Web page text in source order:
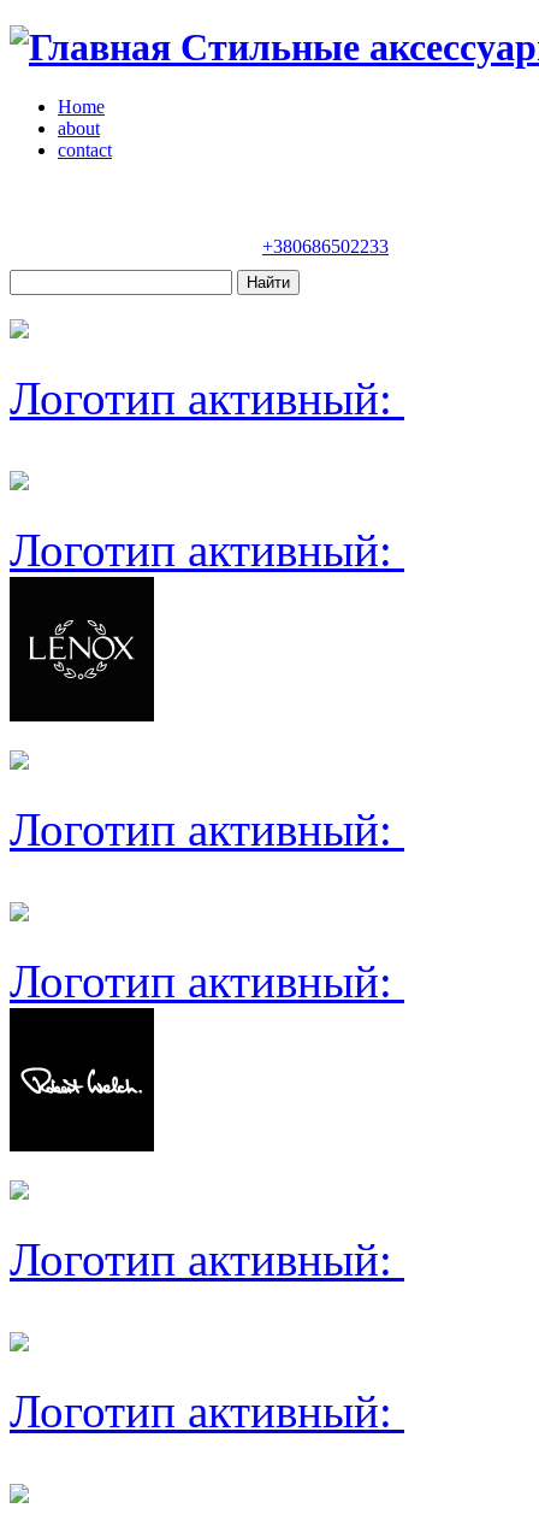
Стильные
Home
about
contact
+380686502233
Логотип активный:
Логотип активный:
Логотип активный:
Логотип активный:
Логотип активный:
Логотип активный: